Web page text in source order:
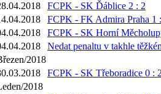
FCPK - SK Ďáblice 2 : 2
FCPK - FK Admira Praha 1
FCPK - SK Horní
Nedat penaltu v takhle
2018
FCPK - SK Třeboradice 0 :
2018